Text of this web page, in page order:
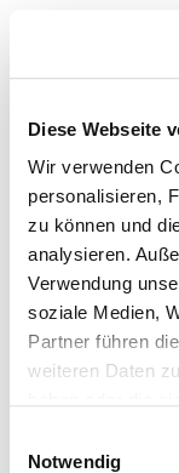
Diese Webseite
Wir verwenden
personalisieren,
zu können und
analysieren.
Verwendung
soziale Medien,
Partner führen
weiteren Daten
Notwendig